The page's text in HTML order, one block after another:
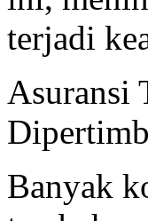
terjadi
Asuransi
Banyak